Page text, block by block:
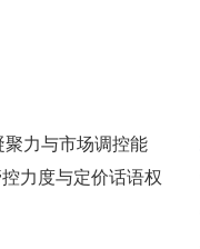
力与市场调控能
力度与定价话语权